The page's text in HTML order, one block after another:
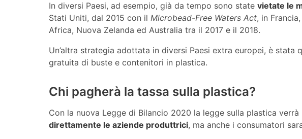
In diversi Paesi, ad esempio, già da tempo sono state vietate le
Stati Uniti, dal 2015 con il Microbead-Free Waters Act, in
Africa, Nuova Zelanda ed Australia tra il 2017 e il 2018.
Un’altra strategia adottata in diversi Paesi extra europei, è stata
gratuita di buste e contenitori in plastica.
Chi pagherà la tassa sulla plastica?
Con la nuova Legge di Bilancio 2020 la legge sulla plastica
direttamente le aziende produttrici, ma anche i consumatori